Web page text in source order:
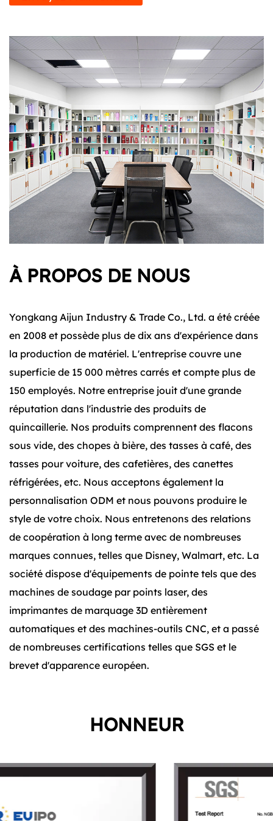
À PROPOS DE NOUS
Yongkang Aijun Industry & Trade Co., Ltd. a été créée
en 2008 et possède plus de dix ans d'expérience dans
la production de matériel. L'entreprise couvre une
superficie de 15 000 mètres carrés et compte plus de
150 employés. Notre entreprise jouit d'une grande
réputation dans l'industrie des produits de
quincaillerie. Nos produits comprennent des flacons
sous vide, des chopes à bière, des tasses à café, des
tasses pour voiture, des cafetières, des canettes
réfrigérées, etc. Nous acceptons également la
personnalisation ODM et nous pouvons produire le
style de votre choix. Nous entretenons des relations
de coopération à long terme avec de nombreuses
marques connues, telles que Disney, Walmart, etc. La
société dispose d'équipements de pointe tels que des
machines de soudage par points laser, des
imprimantes de marquage 3D entièrement
automatiques et des machines-outils CNC, et a passé
de nombreuses certifications telles que SGS et le
brevet d'apparence européen.
HONNEUR